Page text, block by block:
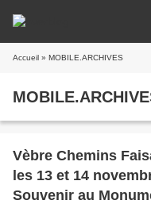
Accueil » MOBILE.ARCHIVES
Vèbre Chemins
les 13 et 14
Souvenir au